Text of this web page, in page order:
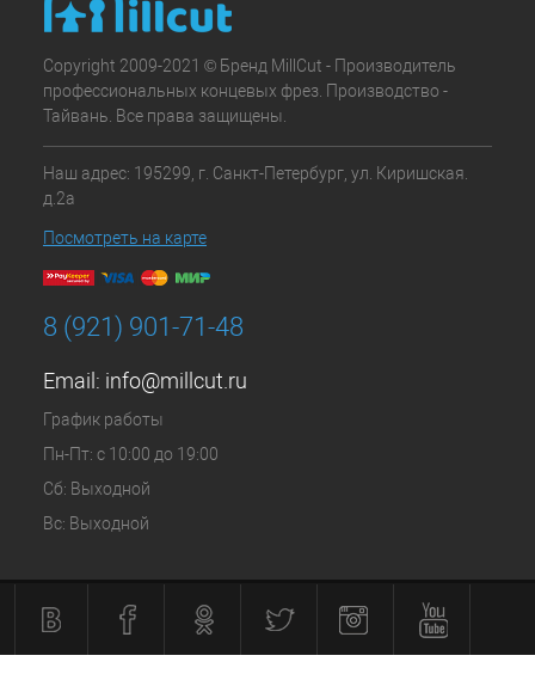
Copyright 2009-2021 © Бренд MillCut - Производитель
профессиональных концевых фрез. Производство -
Тайвань. Все права защищены.
Наш адрес: 195299, г. Санкт-Петербург, ул. Киришская.
д.2а
Посмотреть на карте
8 (921) 901-71-48
Email: info@millcut.ru
График работы
Пн-Пт: с 10:00 до 19:00
Сб: Выходной
Вс: Выходной